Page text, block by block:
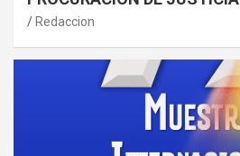
Redaccion